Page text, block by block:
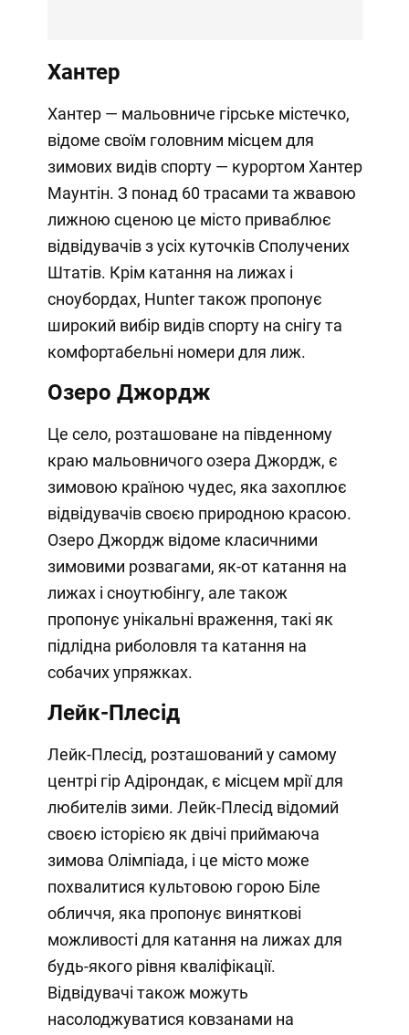
Хантер
Хантер — мальовниче гірське містечко,
відоме своїм головним місцем для
зимових видів спорту — курортом Хантер
Маунтін. З понад 60 трасами та жвавою
лижною сценою це місто приваблює
відвідувачів з усіх куточків Сполучених
Штатів. Крім катання на лижах і
сноубордах, Hunter також пропонує
широкий вибір видів спорту на снігу та
комфортабельні номери для лиж.
Озеро Джордж
Це село, розташоване на південному
краю мальовничого озера Джордж, є
зимовою країною чудес, яка захоплює
відвідувачів своєю природною красою.
Озеро Джордж відоме класичними
зимовими розвагами, як-от катання на
лижах і сноутюбінгу, але також
пропонує унікальні враження, такі як
підлідна риболовля та катання на
собачих упряжках.
Лейк-Плесід
Лейк-Плесід, розташований у самому
центрі гір Адірондак, є місцем мрії для
любителів зими. Лейк-Плесід відомий
своєю історією як двічі приймаюча
зимова Олімпіада, і це місто може
похвалитися культовою горою Біле
обличчя, яка пропонує виняткові
можливості для катання на лижах для
будь-якого рівня кваліфікації.
Відвідувачі також можуть
насолоджуватися ковзанами на